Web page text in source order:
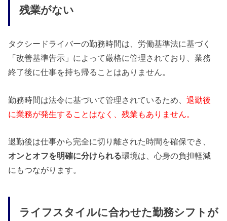
残業がない
タクシードライバーの勤務時間は、労働基準法に基づく
「改善基準告示」によって厳格に管理されており、業務
終了後に仕事を持ち帰ることはありません。
勤務時間は法令に基づいて管理されているため、退勤後
に業務が発生することはなく、残業もありません。
退勤後は仕事から完全に切り離された時間を確保でき、
オンとオフを明確に分けられる環境は、心身の負担軽減
にもつながります。
ライフスタイルに合わせた勤務シフトが